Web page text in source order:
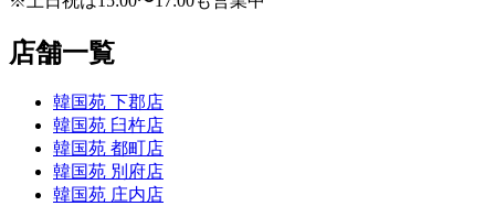
店舗一覧
韓国苑 下郡店
韓国苑 臼杵店
韓国苑 都町店
韓国苑 別府店
韓国苑 庄内店